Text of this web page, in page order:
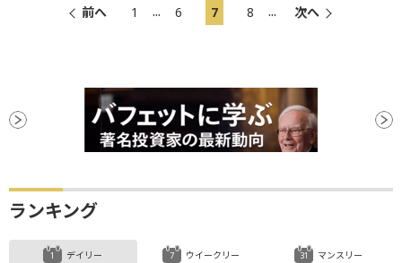
前へ 1 ... 6 7 8 ... 次へ
ランキング
デイリー ウイークリー マンスリー